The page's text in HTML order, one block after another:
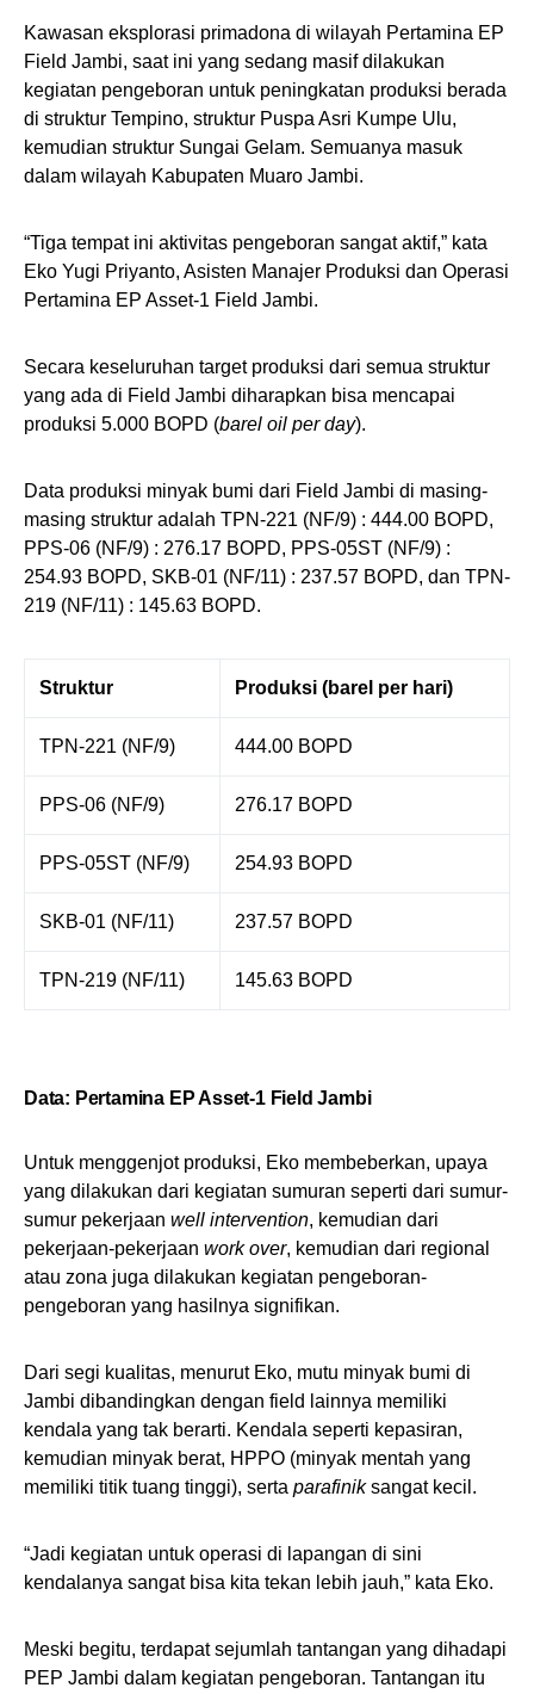
Kawasan eksplorasi primadona di wilayah Pertamina EP
Field Jambi, saat ini yang sedang masif dilakukan
kegiatan pengeboran untuk peningkatan produksi berada
di struktur Tempino, struktur Puspa Asri Kumpe Ulu,
kemudian struktur Sungai Gelam. Semuanya masuk
dalam wilayah Kabupaten Muaro Jambi.
“Tiga tempat ini aktivitas pengeboran sangat aktif,” kata
Eko Yugi Priyanto, Asisten Manajer Produksi dan Operasi
Pertamina EP Asset-1 Field Jambi.
Secara keseluruhan target produksi dari semua struktur
yang ada di Field Jambi diharapkan bisa mencapai
produksi 5.000 BOPD (barel oil per day).
Data produksi minyak bumi dari Field Jambi di masing-
masing struktur adalah TPN-221 (NF/9) : 444.00 BOPD,
PPS-06 (NF/9) : 276.17 BOPD, PPS-05ST (NF/9) :
254.93 BOPD, SKB-01 (NF/11) : 237.57 BOPD, dan TPN-
219 (NF/11) : 145.63 BOPD.
Struktur Produksi (barel per hari)
TPN-221 (NF/9) 444.00 BOPD
PPS-06 (NF/9) 276.17 BOPD
PPS-05ST (NF/9) 254.93 BOPD
SKB-01 (NF/11) 237.57 BOPD
TPN-219 (NF/11) 145.63 BOPD
Data: Pertamina EP Asset-1 Field Jambi
Untuk menggenjot produksi, Eko membeberkan, upaya
yang dilakukan dari kegiatan sumuran seperti dari sumur-
sumur pekerjaan well intervention, kemudian dari
pekerjaan-pekerjaan work over, kemudian dari regional
atau zona juga dilakukan kegiatan pengeboran-
pengeboran yang hasilnya signifikan.
Dari segi kualitas, menurut Eko, mutu minyak bumi di
Jambi dibandingkan dengan field lainnya memiliki
kendala yang tak berarti. Kendala seperti kepasiran,
kemudian minyak berat, HPPO (minyak mentah yang
memiliki titik tuang tinggi), serta parafiniksangat kecil.
“Jadi kegiatan untuk operasi di lapangan di sini
kendalanya sangat bisa kita tekan lebih jauh,” kata Eko.
Meski begitu, terdapat sejumlah tantangan yang dihadapi
PEP Jambi dalam kegiatan pengeboran. Tantangan itu